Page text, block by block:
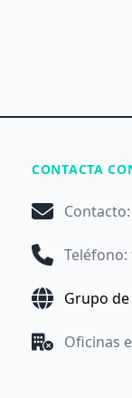
CONTACTA
Contacto:
Teléfono:
Grupo
Oficinas